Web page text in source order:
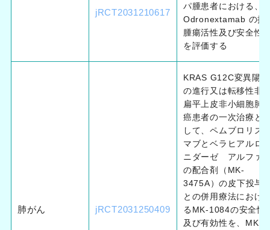
jRCT2031210617
パ腫患者における、
Odronextamab の抗
腫瘍活性及び安全性
を評価する
肺がん jRCT2031250409
KRAS G12C変異陽性
の進行又は転移性非
扁平上皮非小細胞肺
癌患者の一次治療と
して、ペムブロリズ
マブとベラヒアルロ
ニダーゼ アルファ
の配合剤（MK-
3475A）の皮下投与
との併用療法におけ
るMK-1084の安全性
及び有効性を、MK-